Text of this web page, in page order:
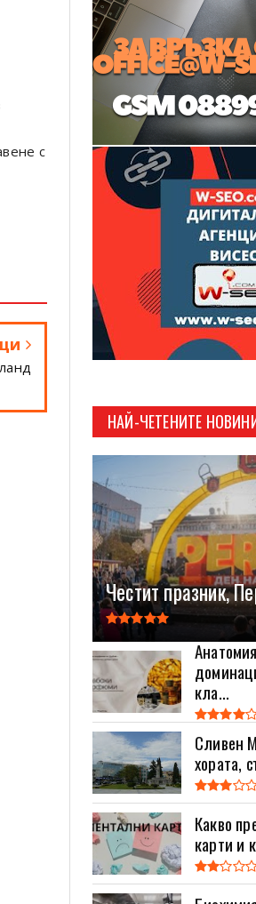
с
НАЙ-ЧЕТЕНИТЕ
Честит празник,
кла...
Сливен
хората,
Какво
карти и